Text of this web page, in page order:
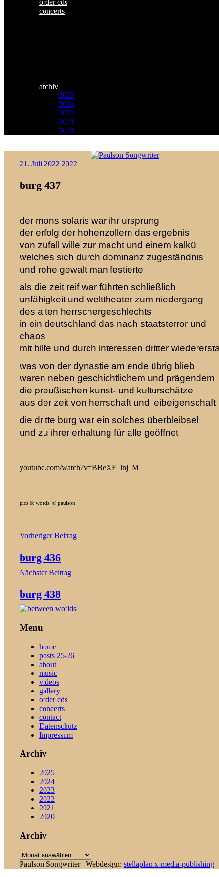
order cds
concerts
archiv
2025
2024
2022
2021
2020
Inhalt
Paulson
21. Juli 2022 2022
burg 437
der mons solaris war ihr ursprung
der erfolg der hohenzollern das ergebnis
von zufall wille zur macht und einem kalkül
welches sich durch dominanz zugeständnis
und rohe gewalt manifestierte
als die zeit reif war führten schließlich
unfähigkeit und welttheater zum niedergang
des alten herrschergeschlechts
in ein deutschland das nach staatsterror und
chaos
mit hilfe und durch interessen dritter
was von der dynastie am ende übrig blieb
waren neben geschichtlichem und prägendem
die preußischen kunst- und kulturschätze
aus der zeit von herrschaft und leibeigenschaft
die dritte burg war ein solches überbleibsel
und zu ihrer erhaltung für alle geöffnet
youtube.com/watch?v=BBeXF_lnj_M
pics & words: © paulson
Beitragsnavigation
Vorheriger Beitrag
burg 436
Nächster Beitrag
burg 438
Menu
home
posts 25/26
about
music
videos
gallery
order cds
concerts
contact
Datenschutz
Impressum
Archiv
2025
2024
2023
2022
2021
2020
Archiv
Archiv
Paulson Songwriter | Webdesign: stellaplan x-media-publishing